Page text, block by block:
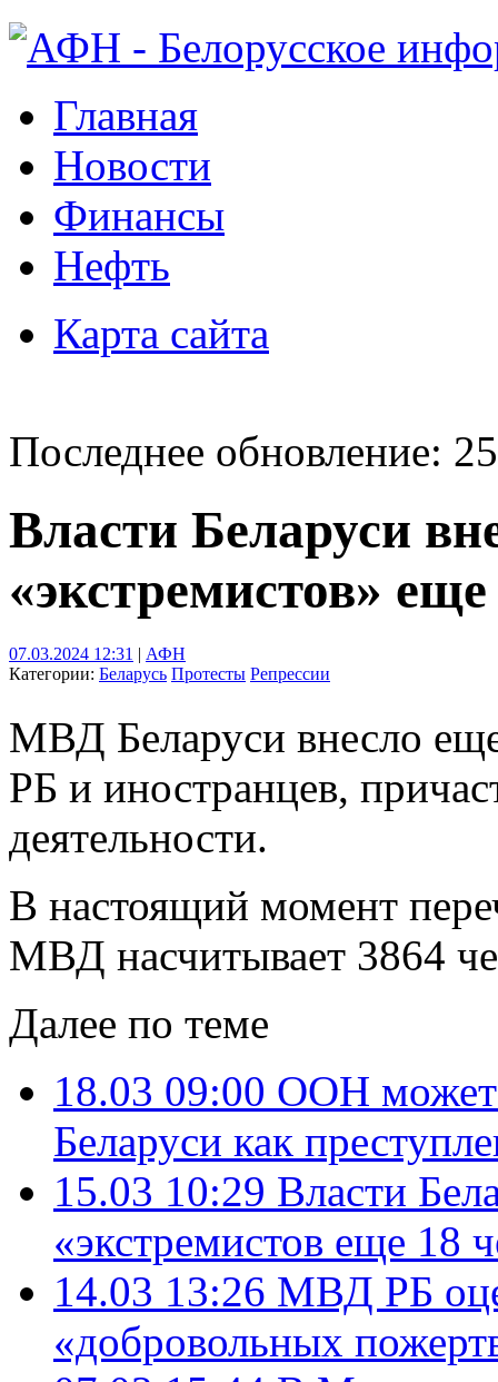
Главная
Новости
Финансы
Нефть
Карта сайта
Последнее обновление:
Власти Беларуси
«экстремистов»
07.03.2024 12:31 | АФН
Категории: Беларусь Протесты Репрессии
МВД Беларуси внесло
РБ и иностранцев,
деятельности.
В настоящий момент
МВД насчитывает 3864
Далее по теме
18.03 09:00 ООН может
Беларуси как
15.03 10:29 Власти
«экстремистов еще 18
14.03 13:26 МВД РБ
«добровольных